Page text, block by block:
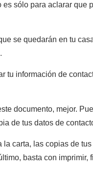
es sólo para aclarar
se quedarán en tu
tu información de
documento, mejor.
de tus datos de
la carta, las copias de
basta con